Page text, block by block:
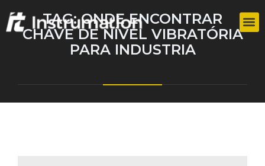
TAG:ONDE ENCONTRAR
CHAVE DE NÍVEL VIBRATÓRIA
PARA INDUSTRIA